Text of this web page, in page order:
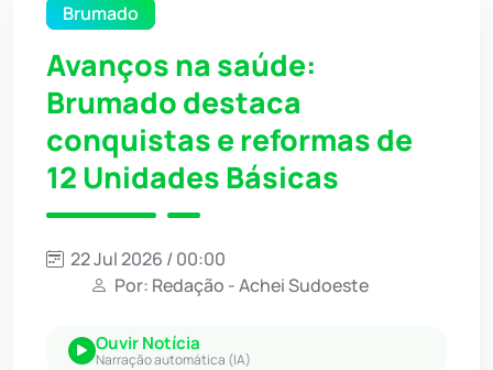
Brumado
Avanços na saúde:
Brumado destaca
conquistas e reformas de
12 Unidades Básicas
22 Jul 2026 / 00:00
Por: Redação - Achei Sudoeste
Ouvir Notícia
Narração automática (IA)